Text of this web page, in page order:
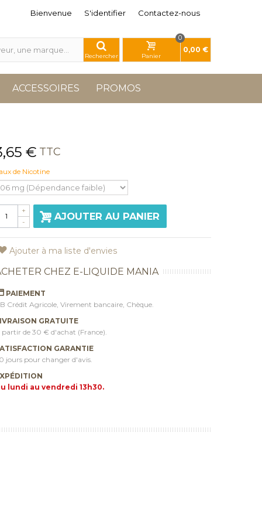
Contactez-nous
Bienvenue S'identifier
Rechercher Panier
0
0,00 €
ACCESSOIRES PROMOS
€ TTC
de Nicotine
-
+
AJOUTER AU PANIER
Ajouter à ma liste d'envies
CHEZ E-LIQUIDE MANIA
PAIEMENT
Crédit Agricole, Virement bancaire, Chèque.
GRATUITE
partir de 30 € d'achat (France).
GARANTIE
jours pour changer d'avis.
lundi au vendredi 13h30.